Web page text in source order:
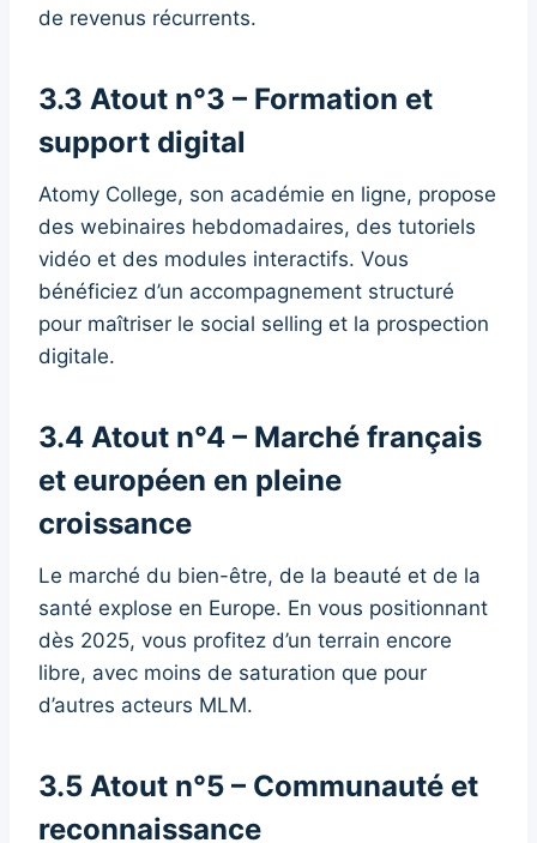
de revenus récurrents.
3.3 Atout n°3 – Formation et
support digital
Atomy College, son académie en ligne, propose
des webinaires hebdomadaires, des tutoriels
vidéo et des modules interactifs. Vous
bénéficiez d’un accompagnement structuré
pour maîtriser le social selling et la prospection
digitale.
3.4 Atout n°4 – Marché français
et européen en pleine
croissance
Le marché du bien-être, de la beauté et de la
santé explose en Europe. En vous positionnant
dès 2025, vous profitez d’un terrain encore
libre, avec moins de saturation que pour
d’autres acteurs MLM.
3.5 Atout n°5 – Communauté et
reconnaissance